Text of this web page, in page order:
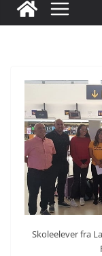
Skoleelever fra